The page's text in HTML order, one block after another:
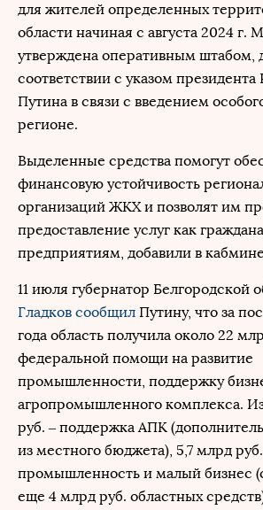
для жителей определенных
области начиная с августа 2024 г.
утверждена оперативным штабом,
соответствии с указом
Путина в связи с введением
регионе.
Выделенные средства помогут
финансовую устойчивость
организаций ЖКХ и позволят им
предоставление услуг как
предприятиям, добавили в
11 июля губернатор Белгородской
Гладков сообщил Путину, что за
года область получила около 22
федеральной помощи на развитие
промышленности, поддержку
агропромышленного комплекса.
руб. – поддержка АПК
из местного бюджета), 5,7 млрд
промышленность и малый бизнес
еще 4 млрд руб. областных